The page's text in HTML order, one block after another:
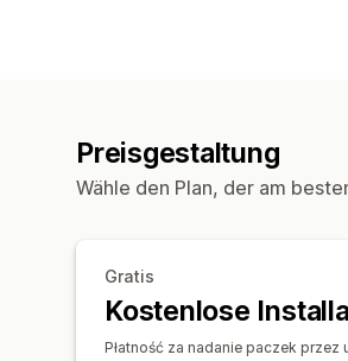
Preisgestaltung
Wähle den Plan, der am
Gratis
Kostenlose
Płatność za nadanie paczek przez